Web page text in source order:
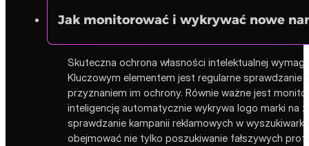
Jak monitorować i wykrywać nowe
Skuteczna ochrona własności intelektualnej
Kluczowym elementem jest regularne
przyznaniem im ochrony. Równie ważne jest
inteligencję automatycznie wykrywa logo marki na
sprawdzanie kampanii reklamowych w
obejmować nie tylko poszukiwanie fałszywych